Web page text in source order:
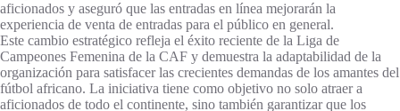
aficionados y aseguró que las entradas en línea mejorarán la
experiencia de venta de entradas para el público en general.
Este cambio estratégico refleja el éxito reciente de la Liga de
Campeones Femenina de la CAF y demuestra la adaptabilidad de la
organización para satisfacer las crecientes demandas de los amantes del
fútbol africano. La iniciativa tiene como objetivo no solo atraer a
aficionados de todo el continente, sino también garantizar que los